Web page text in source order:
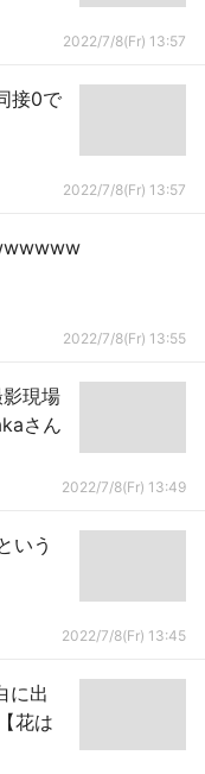
2022/7/8(Fr) 13:57
接0で
2022/7/8(Fr) 13:57
2022/7/8(Fr) 13:55
影現場
さん
2022/7/8(Fr) 13:49
いう
2022/7/8(Fr) 13:45
に出
花は